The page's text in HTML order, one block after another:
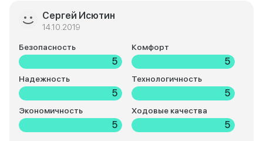
Сергей Исютин
14.10.2019
Безопасность
5
Комфорт
5
Надежность
5
Технологичность
5
Экономичность
5
Ходовые качества
5